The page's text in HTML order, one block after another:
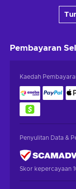
Pembayaran
Kaedah
Penyulitan Data &
Skor kepercayaan